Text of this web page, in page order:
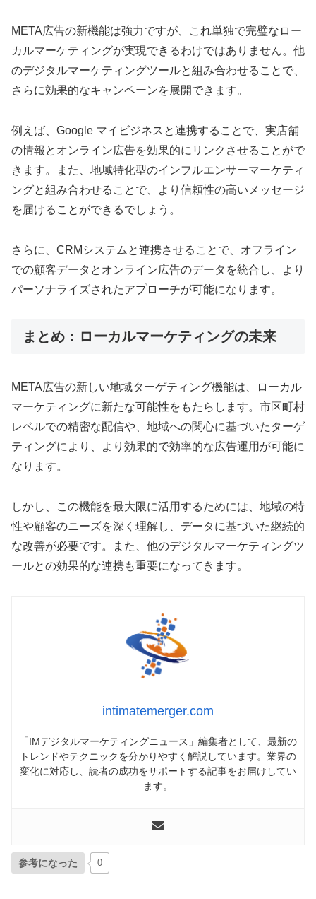
META広告の新機能は強力ですが、これ単独で完璧なロー
カルマーケティングが実現できるわけではありません。他
のデジタルマーケティングツールと組み合わせることで、
さらに効果的なキャンペーンを展開できます。
例えば、Google マイビジネスと連携することで、実店舗
の情報とオンライン広告を効果的にリンクさせることがで
きます。また、地域特化型のインフルエンサーマーケティ
ングと組み合わせることで、より信頼性の高いメッセージ
を届けることができるでしょう。
さらに、CRMシステムと連携させることで、オフライン
での顧客データとオンライン広告のデータを統合し、より
パーソナライズされたアプローチが可能になります。
まとめ：ローカルマーケティングの未来
META広告の新しい地域ターゲティング機能は、ローカル
マーケティングに新たな可能性をもたらします。市区町村
レベルでの精密な配信や、地域への関心に基づいたターゲ
ティングにより、より効果的で効率的な広告運用が可能に
なります。
しかし、この機能を最大限に活用するためには、地域の特
性や顧客のニーズを深く理解し、データに基づいた継続的
な改善が必要です。また、他のデジタルマーケティングツ
ールとの効果的な連携も重要になってきます。
intimatemerger.com
「IMデジタルマーケティングニュース」編集者として、最新の
トレンドやテクニックを分かりやすく解説しています。業界の
変化に対応し、読者の成功をサポートする記事をお届けしてい
ます。
参考になった 0